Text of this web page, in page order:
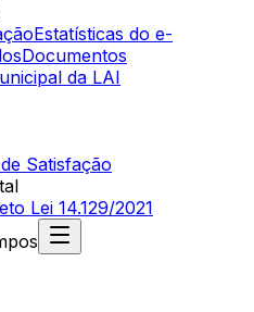
Estatísticas do e-
Documentos
da LAI
Satisfação
Lei 14.129/2021